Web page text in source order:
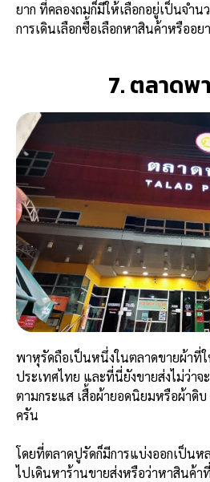
ยาก ที่คลองถมก็มีให้เลือกอยู่เป็นจำ
การเดินเลือกซื้อเลือกหาสินค้าหรืออย
7. ตลาดพ
พาหุรัดถือเป็นหนึ่งในตลาดขายผ้า
ประเทศไทย และที่นี่ยังขายส่งไม่ว่า
ตามกระแส เสื้อผ้ายอดนิยมหรือผ้าดิ
ครัน
โดยที่ตลาดปูรัดก็มีการแบ่งออกเป็นห
ไปเดินหาร้านขายส่งหรือว่าหาสินค้า